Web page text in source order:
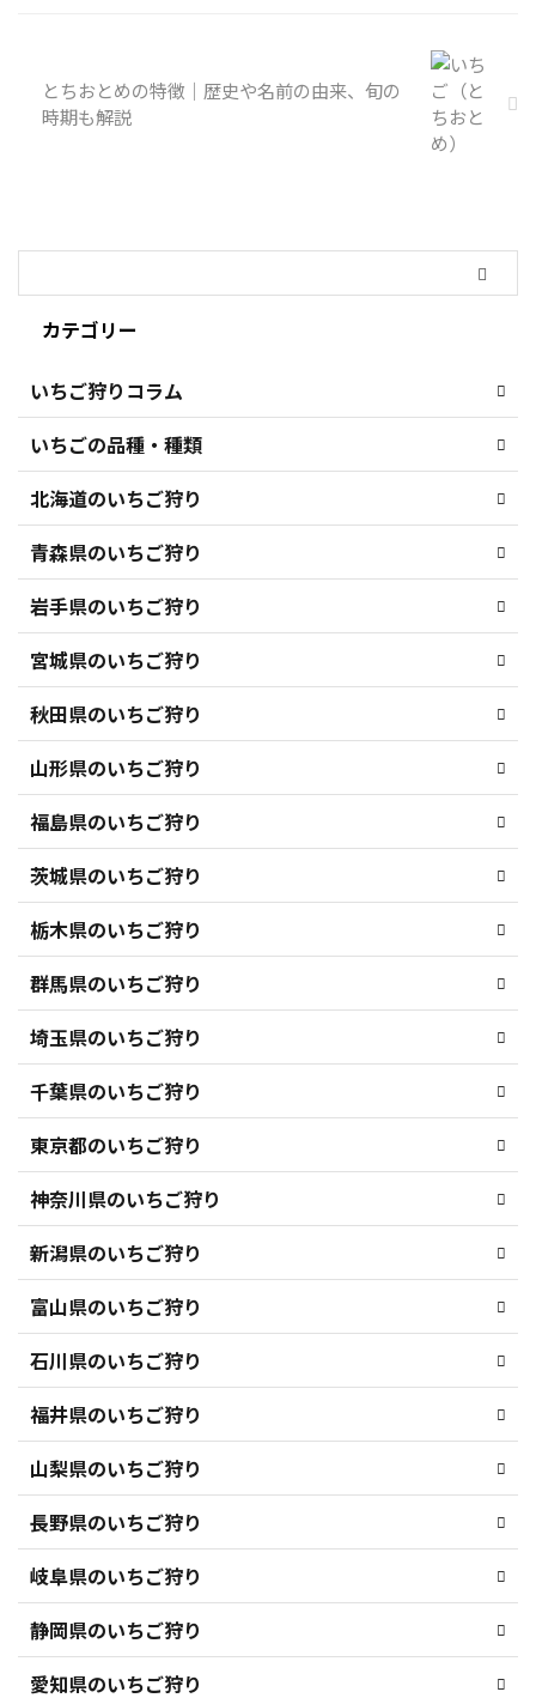
とちおとめの特徴｜歴史や名前の由来、旬の
時期も解説
カテゴリー
いちご狩りコラム
いちごの品種・種類
北海道のいちご狩り
青森県のいちご狩り
岩手県のいちご狩り
宮城県のいちご狩り
秋田県のいちご狩り
山形県のいちご狩り
福島県のいちご狩り
茨城県のいちご狩り
栃木県のいちご狩り
群馬県のいちご狩り
埼玉県のいちご狩り
千葉県のいちご狩り
東京都のいちご狩り
神奈川県のいちご狩り
新潟県のいちご狩り
富山県のいちご狩り
石川県のいちご狩り
福井県のいちご狩り
山梨県のいちご狩り
長野県のいちご狩り
岐阜県のいちご狩り
静岡県のいちご狩り
愛知県のいちご狩り